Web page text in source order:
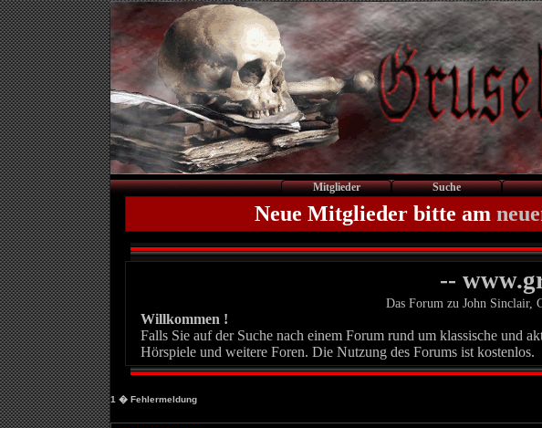
Mitglieder Suche
Neue Mitglieder bitte am
--
Das Forum zu John Sinclair,
Willkommen !
Falls Sie auf der Suche nach einem Forum rund um klassische und
Hörspiele und weitere Foren. Die Nutzung des Forums ist kostenlos.
1 � Fehlermeldung